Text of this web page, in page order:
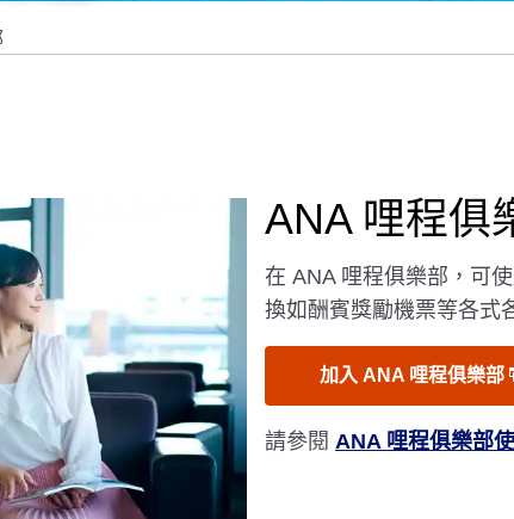
ANA 哩程俱
在 ANA 哩程俱樂部，可
換如酬賓獎勵機票等各式
加入 ANA 哩程俱樂部
請參閱 ANA 哩程俱樂部